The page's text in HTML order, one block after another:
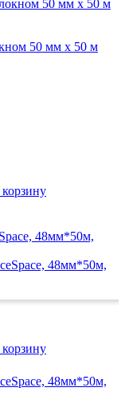
50 мм x 50 м
48мм*50м,